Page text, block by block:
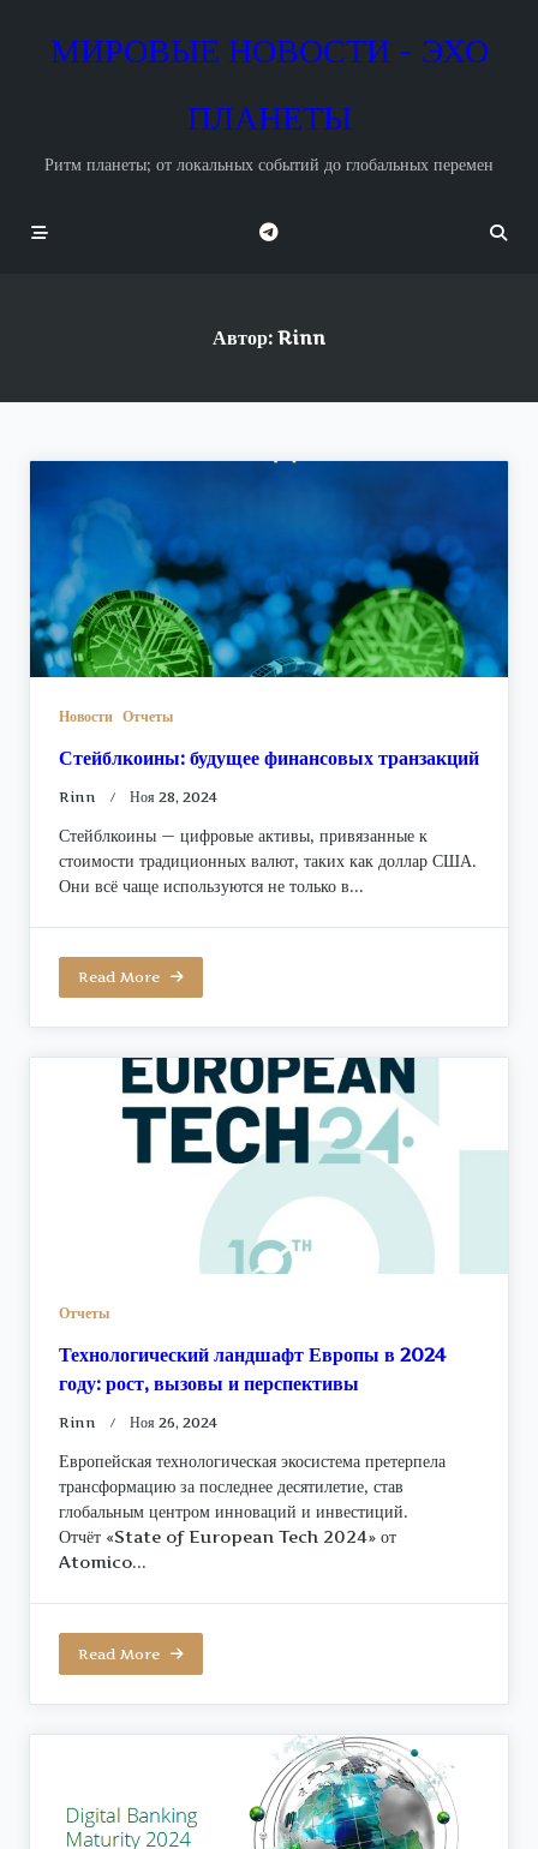
contentМИРОВЫЕ НОВОСТИ - ЭХО
ПЛАНЕТЫ
Ритм планеты; от локальных событий до глобальных перемен
Автор: Rinn
Новости Отчеты
Стейблкоины: будущее финансовых транзакций
Rinn Ноя 28, 2024
Стейблкоины — цифровые активы, привязанные к
стоимости традиционных валют, таких как доллар США.
Они всё чаще используются не только в...
Read More
Отчеты
Технологический ландшафт Европы в 2024
году: рост, вызовы и перспективы
Rinn Ноя 26, 2024
Европейская технологическая экосистема претерпела
трансформацию за последнее десятилетие, став
глобальным центром инноваций и инвестиций.
Отчёт «State of European Tech 2024» от
Atomico...
Read More